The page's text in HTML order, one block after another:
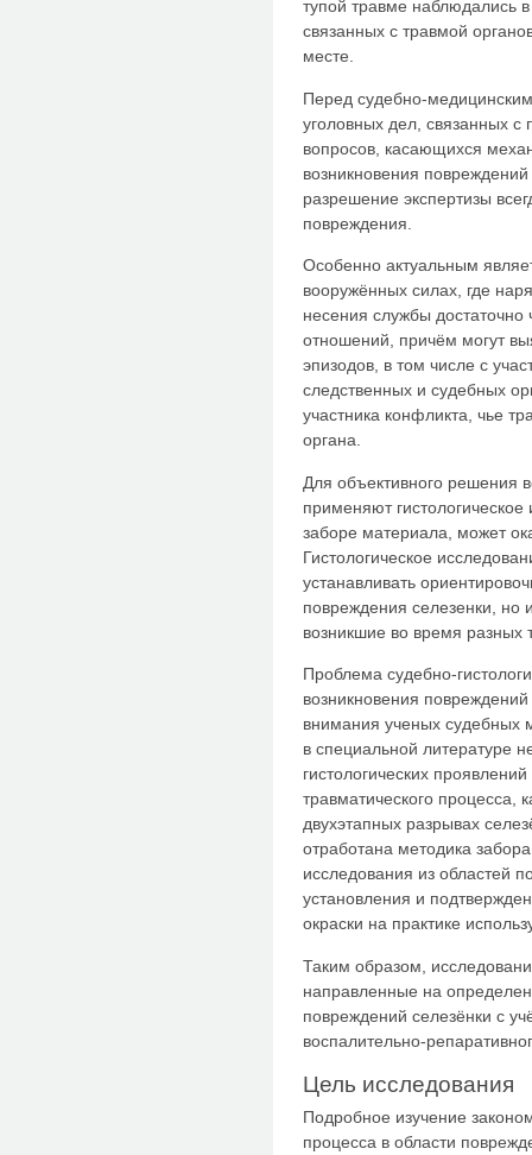
тупой травме наблюдались в
связанных с травмой
месте.
Перед судебно-
уголовных дел, связанных
вопросов, касающихся
возникновения
разрешение экспертизы
повреждения.
Особенно актуальным
вооружённых силах, где
несения службы достаточно
отношений, причём могут
эпизодов, в том числе с
следственных и судебных
участника конфликта, чье
органа.
Для объективного решения
применяют
заборе материала, может
Гистологическое
устанавливать
повреждения селезенки,
возникшие во время разных
Проблема судебно-
возникновения повреждений
внимания ученых судебных
в специальной литературе
гистологических
травматического процесса,
двухэтапных разрывах
отработана методика
исследования из областей
установления и
окраски на практике
Таким образом,
направленные на
повреждений селезёнки с
воспалительно-
Цель исследования
Подробное изучение
процесса в области